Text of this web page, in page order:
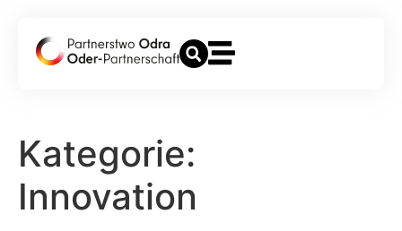
Kategorie:
Innovation